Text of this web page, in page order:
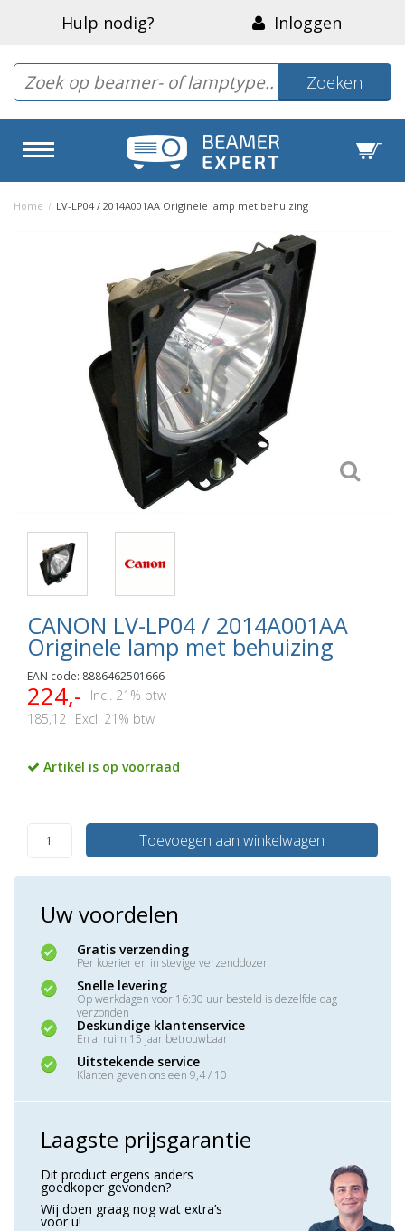
Hulp nodig? Inloggen
Zoeken
Home / LV-LP04 / 2014A001AA Originele lamp met behuizing
CANON LV-LP04 / 2014A001AA
Originele lamp met behuizing
EAN code: 8886462501666
224,-
Incl. 21% btw
185,12
Excl. 21% btw
Artikel is op voorraad
Toevoegen aan winkelwagen
Uw voordelen
Gratis verzending
Per koerier en in stevige verzenddozen
Snelle levering
Op werkdagen voor 16:30 uur besteld is dezelfde dag
verzonden
Deskundige klantenservice
En al ruim 15 jaar betrouwbaar
Uitstekende service
Klanten geven ons een 9,4 / 10
Laagste prijsgarantie
Dit product ergens anders
goedkoper gevonden?
Wij doen graag nog wat extra’s
voor u!